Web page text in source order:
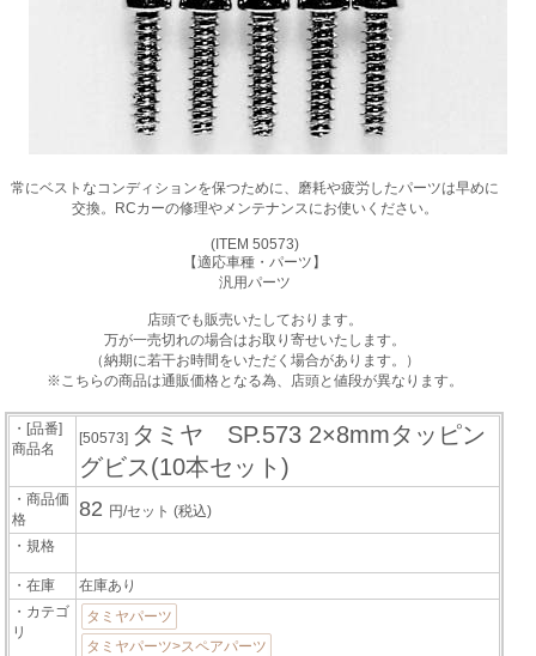
常にベストなコンディションを保つために、磨耗や疲労したパーツは早めに
交換。RCカーの修理やメンテナンスにお使いください。
(ITEM 50573)
【適応車種・パーツ】
汎用パーツ
店頭でも販売いたしております。
万が一売切れの場合はお取り寄せいたします。
（納期に若干お時間をいただく場合があります。）
※こちらの商品は通販価格となる為、店頭と値段が異なります。
・[品番]
商品名
[50573] タミヤ SP.573 2×8mmタッピン
グビス(10本セット)
・商品価
格
82 円/セット(税込)
・規格
・在庫
在庫あり
・カテゴ
リ
タミヤパーツ
タミヤパーツ>スペアパーツ